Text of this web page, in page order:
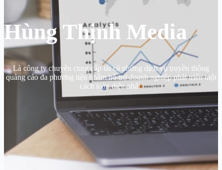
Hùng Thịnh Media
Là công ty chuyên cung cấp tất cả những dịch vụ truyền thông
quảng cáo đa phương tiện nhằm hỗ trợ doanh nghiệp phát triển một
cách toàn diện nhất.